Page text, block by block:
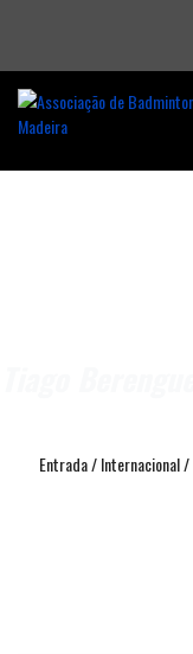
Entrada/ Internacional/